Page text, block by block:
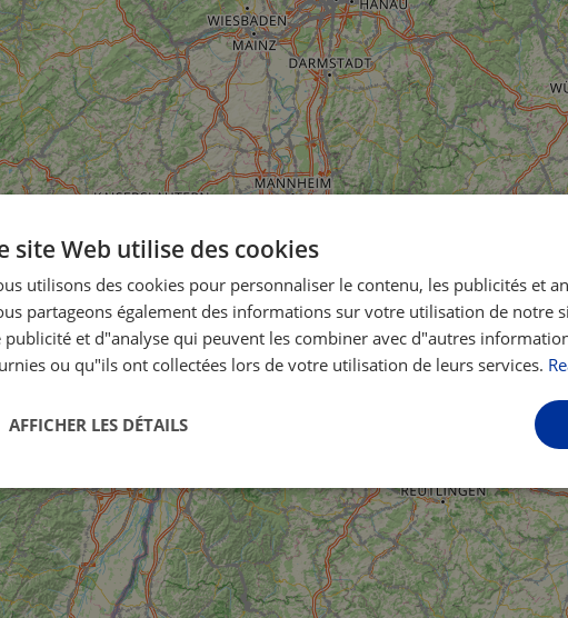
site Web utilise des cookies
utilisons des cookies pour personnaliser le contenu, les publicités et
partageons également des informations sur votre utilisation de notre
publicité et d"analyse qui peuvent les combiner avec d"autres
ou qu"ils ont collectées lors de votre utilisation de leurs services.
AFFICHER LES DÉTAILS
Strictement
nécessaires
Performance Ciblage